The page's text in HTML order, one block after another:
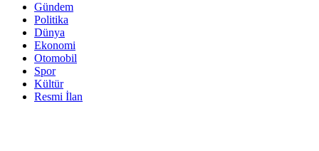
Gündem
Politika
Dünya
Ekonomi
Otomobil
Spor
Kültür
Resmi İlan